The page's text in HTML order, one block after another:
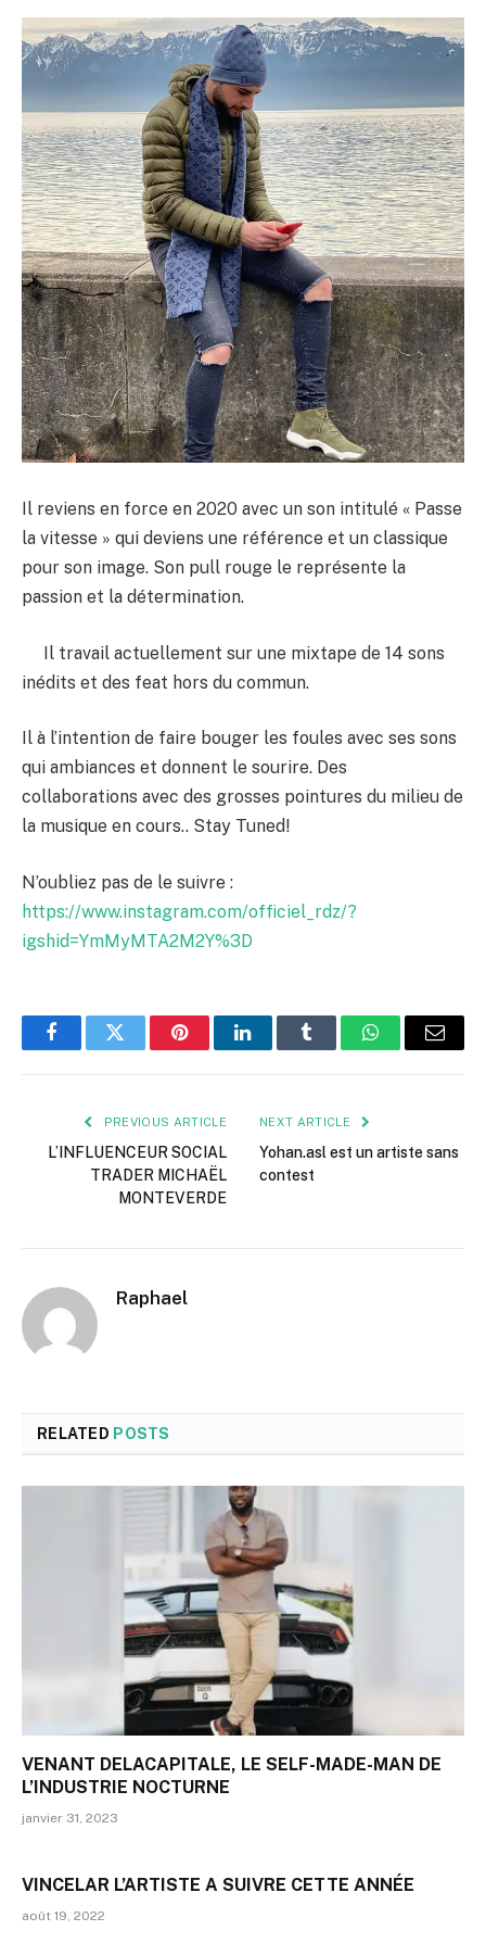
Il reviens en force en 2020 avec un son intitulé « Passe
la vitesse » qui deviens une référence et un classique
pour son image. Son pull rouge le représente la
passion et la détermination.
Il travail actuellement sur une mixtape de 14 sons
inédits et des feat hors du commun.
Il à l’intention de faire bouger les foules avec ses sons
qui ambiances et donnent le sourire. Des
collaborations avec des grosses pointures du milieu de
la musique en cours.. Stay Tuned!
N’oubliez pas de le suivre :
https://www.instagram.com/officiel_rdz/?
igshid=YmMyMTA2M2Y%3D
FacebookTwitter PinterestLinkedInTumblr WhatsAppEmail
PREVIOUS ARTICLE
L’INFLUENCEUR SOCIAL
TRADER MICHAËL
MONTEVERDE
NEXT ARTICLE
Yohan.asl est un artiste sans
contest
Raphael
RELATED POSTS
VENANT DELACAPITALE, LE SELF-MADE-MAN DE
L’INDUSTRIE NOCTURNE
janvier 31, 2023
VINCELAR L’ARTISTE A SUIVRE CETTE ANNÉE
août 19, 2022